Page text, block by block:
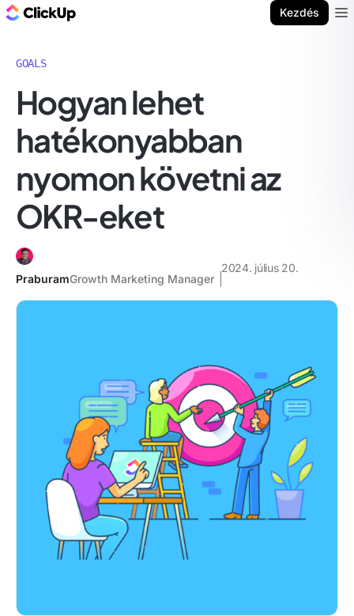
Kezdés
GOALS
Hogyan lehet
hatékonyabban
nyomon követni az
OKR-eket
PraburamGrowth Marketing Manager
2024. július 20.